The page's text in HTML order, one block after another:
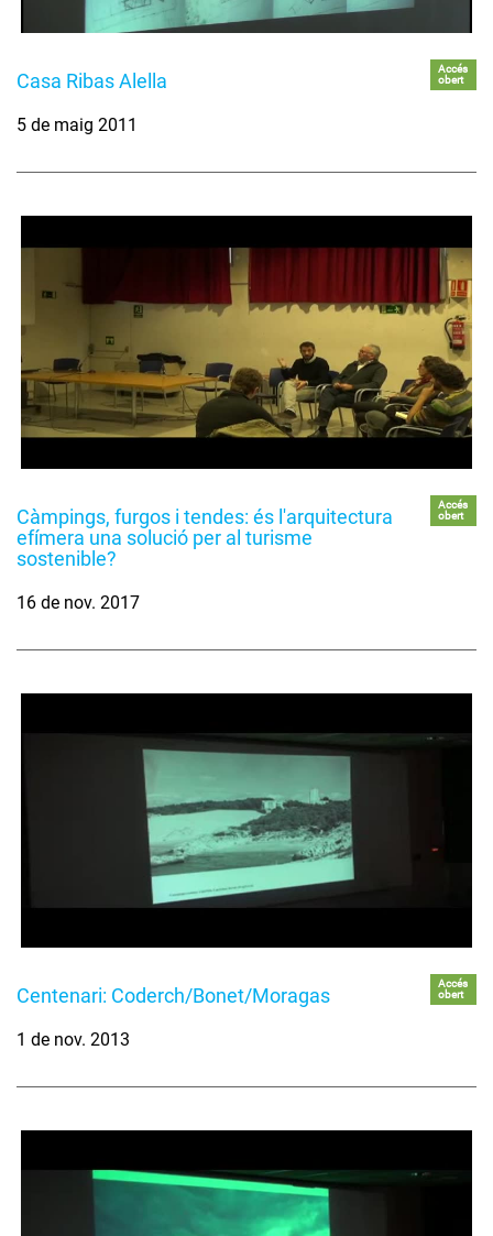
Casa Ribas Alella
Accés
obert
5 de maig 2011
Càmpings, furgos i tendes: és l'arquitectura
efímera una solució per al turisme
sostenible?
Accés
obert
16 de nov. 2017
Centenari: Coderch/Bonet/Moragas
Accés
obert
1 de nov. 2013